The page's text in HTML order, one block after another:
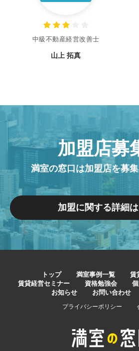
中級不動産経営改善士
山上 拓真
加盟店募
満室の窓口は加盟店を募
加盟に関する詳細
トップ 満室事例一覧
賃
賃貸経営セミナー
資格勉強会
お知らせ
お問い合わせ
プライバシーポリシー